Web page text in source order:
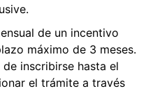
de un incentivo
máximo de 3 meses.
inscribirse hasta el
el trámite a través